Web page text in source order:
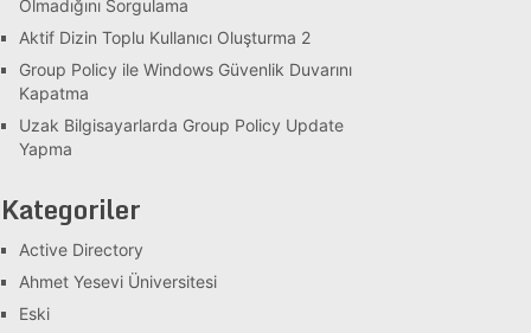
Olmadığını Sorgulama
Aktif Dizin Toplu Kullanıcı Oluşturma 2
Group Policy ile Windows Güvenlik Duvarını
Kapatma
Uzak Bilgisayarlarda Group Policy Update
Yapma
Kategoriler
Active Directory
Ahmet Yesevi Üniversitesi
Eski